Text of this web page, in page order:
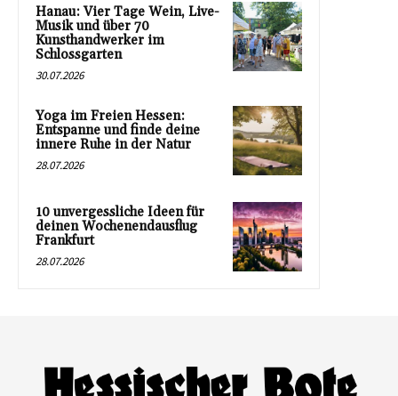
Hanau: Vier Tage Wein, Live-
Musik und über 70
Kunsthandwerker im
Schlossgarten
30.07.2026
Yoga im Freien Hessen:
Entspanne und finde deine
innere Ruhe in der Natur
28.07.2026
10 unvergessliche Ideen für
deinen Wochenendausflug
Frankfurt
28.07.2026